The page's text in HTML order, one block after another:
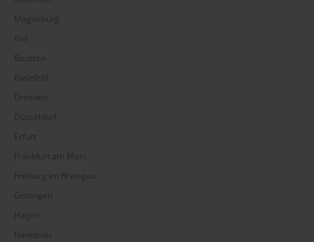
Magdeburg
Kiel
Bautzen
Bielefeld
Dresden
Düsseldorf
Erfurt
Frankfurt am Main
Freiburg im Breisgau
Göttingen
Hagen
Hannover